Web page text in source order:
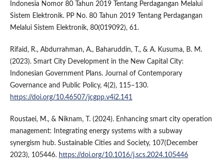
Indonesia Nomor 80 Tahun 2019 Tentang Perdagangan Melalui
Sistem Elektronik. PP No. 80 Tahun 2019 Tentang Perdagangan
Melalui Sistem Elektronik, 80(019092), 61.
Rifaid, R., Abdurrahman, A., Baharuddin, T., & A. Kusuma, B. M.
(2023). Smart City Development in the New Capital City:
Indonesian Government Plans. Journal of Contemporary
Governance and Public Policy, 4(2), 115–130.
https://doi.org/10.46507/jcgpp.v4i2.141
Roustaei, M., & Niknam, T. (2024). Enhancing smart city operation
management: Integrating energy systems with a subway
synergism hub. Sustainable Cities and Society, 107(December
2023), 105446. https://doi.org/10.1016/j.scs.2024.105446